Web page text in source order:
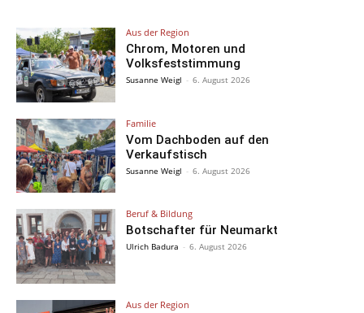
Aus der Region
Chrom, Motoren und
Volksfeststimmung
Susanne Weigl - 6. August 2026
Familie
Vom Dachboden auf den
Verkaufstisch
Susanne Weigl - 6. August 2026
Beruf & Bildung
Botschafter für Neumarkt
Ulrich Badura - 6. August 2026
Aus der Region